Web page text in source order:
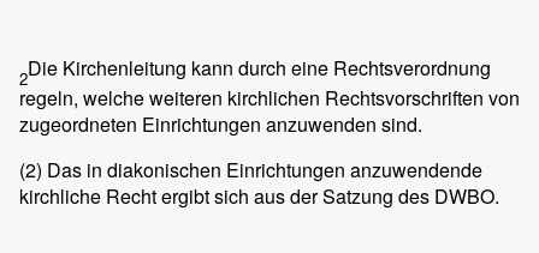
2Die Kirchenleitung kann durch eine Rechtsverordnung
regeln, welche weiteren kirchlichen Rechtsvorschriften von
zugeordneten Einrichtungen anzuwenden sind.
(2) Das in diakonischen Einrichtungen anzuwendende
kirchliche Recht ergibt sich aus der Satzung des DWBO.